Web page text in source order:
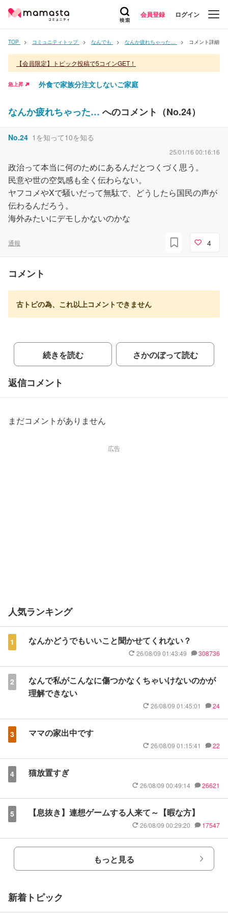
会員登録 ログイン
TOP コミュニティトップ なんでも なんか疲れちゃった… コメント詳細
【会員限定】トピック投稿で5コインGET！
急上昇 外食で家族分注文しないご家庭
なんか疲れちゃった… へのコメント（No.24）
No.24 1を知って10を知る
25/01/16 00:16:16
政治って本当に何のためにあるんだとつくづく思う。
民意や世の空気感も全く伝わらない。
ヤフコメやXで騒いだって無駄で、どうしたら国民の声が
伝わるんだろう。
海外みたいにデモしかないのかな
通報 4
コメント
古トピの為、これ以上コメントできません
続きを読む さかのぼって読む
返信コメント
まだコメントがありません
広告
人気ランキング
1 なんかどうでもいいこと聞かせてくれない？
26/08/09 01:43:49 308736
2
なんで私がこんなに傷つかなくちゃいけないのかが
理解できない
26/08/09 01:45:01 24
3 ママの家出中です
26/08/09 01:15:41 22
4 猫放置すぎ
26/08/09 00:49:14 26621
5 【息抜き】連想ゲームする人来て～【暇な方】
26/08/09 00:29:20 17547
もっと見る
新着トピック